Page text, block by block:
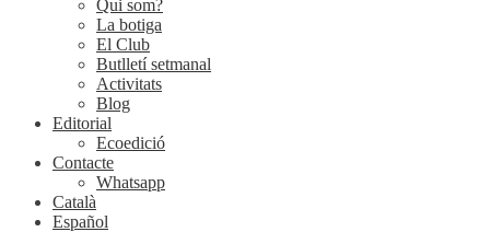
Qui som?
La botiga
El Club
Butlletí setmanal
Activitats
Blog
Editorial
Ecoedició
Contacte
Whatsapp
Català
Español